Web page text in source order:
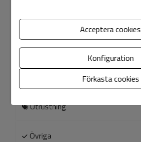
Egenskaper
Utrustning
Övriga
Acceptera cookies
Konfiguration
Förkasta cookies